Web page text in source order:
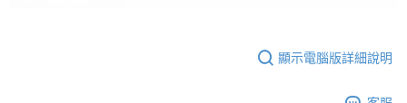
顯示電腦版詳細說明